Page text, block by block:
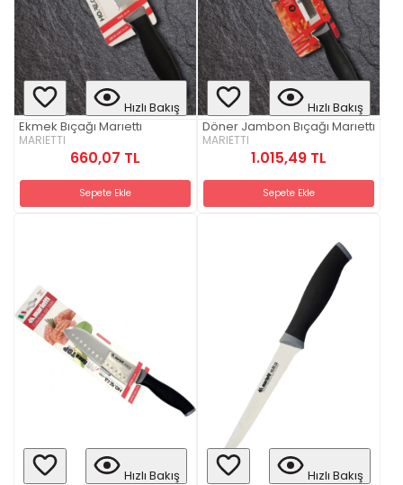
Hızlı Bakış
Ekmek Bıçağı Marıettı
MARIETTI
660,07 TL
Sepete Ekle
Hızlı Bakış
Döner Jambon Bıçağı Marıettı
MARIETTI
1.015,49 TL
Sepete Ekle
Hızlı Bakış
Hızlı Bakış